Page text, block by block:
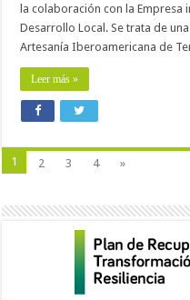
la colaboración con la Empresa
Desarrollo Local. Se trata de
Artesanía Iberoamericana de
Leer más »
1 2 3 4 »